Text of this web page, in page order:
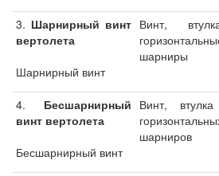
3. Шарнирный винт
вертолета
Шарнирный винт
Винт,
шарниры
4. Бесшарнирный
винт вертолета
Бесшарнирный винт
Винт,
шарниров